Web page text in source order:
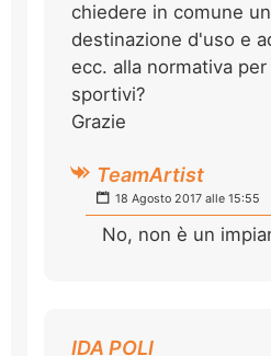
chiedere in comune
destinazione d'uso e
ecc. alla normativa
sportivi?
Grazie
TeamArtist
18 Agosto 2017 alle 15:55
No, non è un
IDA POLI